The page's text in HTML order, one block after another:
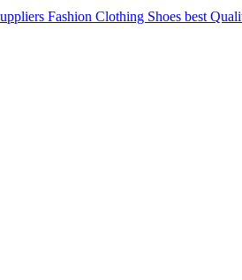
Fashion Clothing Shoes best